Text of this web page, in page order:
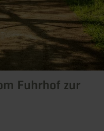
Fuhrhof zur